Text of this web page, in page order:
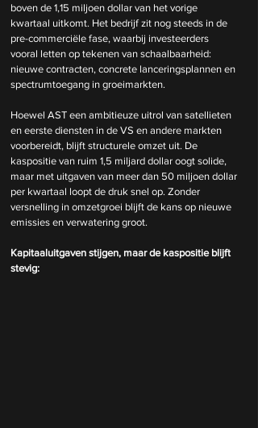
boven de 1,15 miljoen dollar van het vorige
kwartaal uitkomt. Het bedrijf zit nog steeds in de
pre-commerciële fase, waarbij investeerders
vooral letten op tekenen van schaalbaarheid:
nieuwe contracten, concrete lanceringsplannen en
spectrumtoegang in groeimarkten.
Hoewel AST een ambitieuze uitrol van satellieten
en eerste diensten in de VS en andere markten
voorbereidt, blijft structurele omzet uit. De
kaspositie van ruim 1,5 miljard dollar oogt solide,
maar met uitgaven van meer dan 50 miljoen dollar
per kwartaal loopt de druk snel op. Zonder
versnelling in omzetgroei blijft de kans op nieuwe
emissies en verwatering groot.
Kapitaaluitgaven stijgen, maar de kaspositie blijft
stevig: